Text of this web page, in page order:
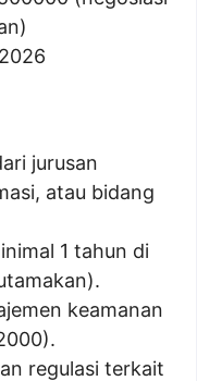
jurusan
atau bidang
1 tahun di
keamanan
regulasi terkait